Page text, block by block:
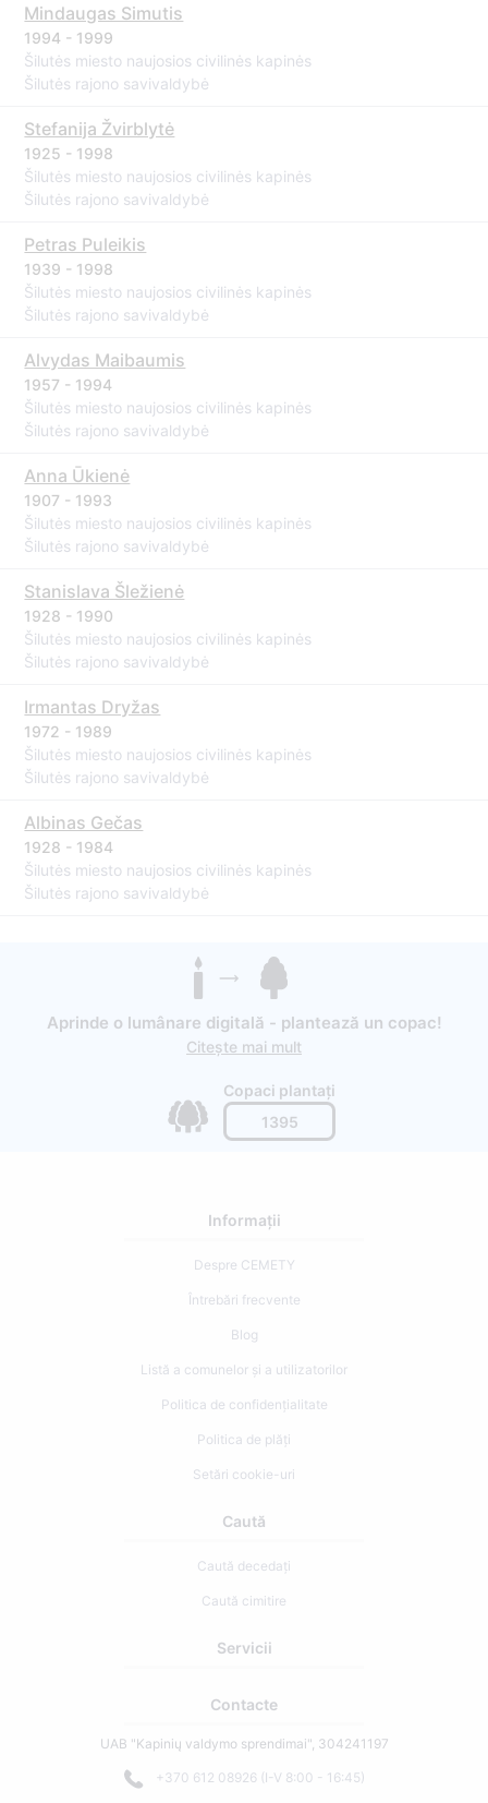
Mindaugas Simutis
1994 - 1999
Šilutės miesto naujosios civilinės kapinės
Šilutės rajono savivaldybė
Stefanija Žvirblytė
1925 - 1998
Šilutės miesto naujosios civilinės kapinės
Šilutės rajono savivaldybė
Petras Puleikis
1939 - 1998
Šilutės miesto naujosios civilinės kapinės
Šilutės rajono savivaldybė
Alvydas Maibaumis
1957 - 1994
Šilutės miesto naujosios civilinės kapinės
Šilutės rajono savivaldybė
Anna Ūkienė
1907 - 1993
Šilutės miesto naujosios civilinės kapinės
Šilutės rajono savivaldybė
Stanislava Šležienė
1928 - 1990
Šilutės miesto naujosios civilinės kapinės
Šilutės rajono savivaldybė
Irmantas Dryžas
1972 - 1989
Šilutės miesto naujosios civilinės kapinės
Šilutės rajono savivaldybė
Albinas Gečas
1928 - 1984
Šilutės miesto naujosios civilinės kapinės
Šilutės rajono savivaldybė
Aprinde o lumânare digitală - plantează un copac!
Citește mai mult
Copaci plantați
1395
Informații
Despre CEMETY
Întrebări frecvente
Blog
Listă a comunelor și a utilizatorilor
Politica de confidențialitate
Politica de plăți
Setări cookie-uri
Caută
Caută decedați
Caută cimitire
Servicii
Contacte
UAB "Kapinių valdymo sprendimai", 304241197
+370 612 08926 (I-V 8:00 - 16:45)